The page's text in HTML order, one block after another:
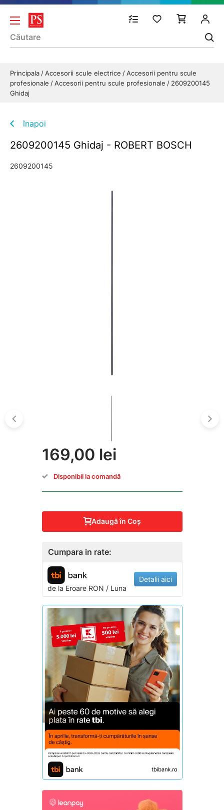
Principala Accesorii scule electrice
Accesorii pentru scule
profesionale
Accesorii pentru scule profesionale
2609200145
Ghidaj
înapoi
2609200145 Ghidaj - ROBERT BOSCH
2609200145
169,00 lei
Disponibil la comandă
Adaugă în Coş
Cumpara in rate:
de la EroareRON / Luna
Detalii aici